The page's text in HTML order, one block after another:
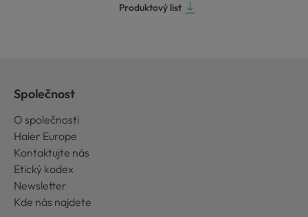
Produktový list
Společnost
O společnosti
Haier Europe
Kontaktujte nás
Etický kodex
Newsletter
Kde nás najdete